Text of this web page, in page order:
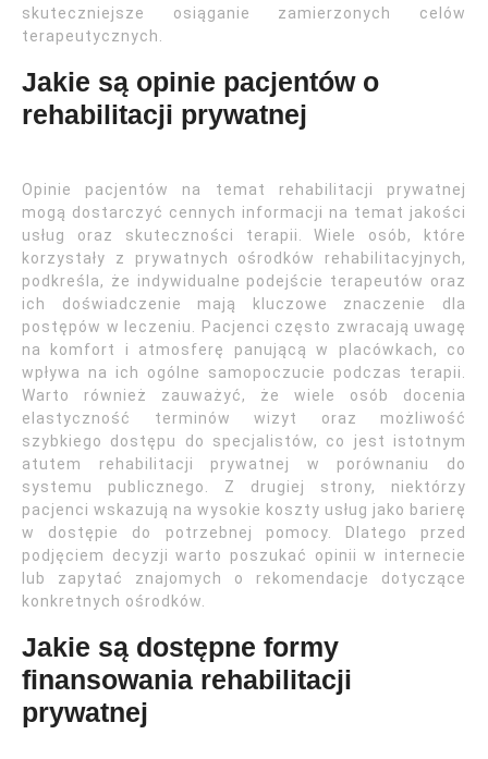
skuteczniejsze osiąganie zamierzonych celów
terapeutycznych.
Jakie są opinie pacjentów o
rehabilitacji prywatnej
Opinie pacjentów na temat rehabilitacji prywatnej
mogą dostarczyć cennych informacji na temat jakości
usług oraz skuteczności terapii. Wiele osób, które
korzystały z prywatnych ośrodków rehabilitacyjnych,
podkreśla, że indywidualne podejście terapeutów oraz
ich doświadczenie mają kluczowe znaczenie dla
postępów w leczeniu. Pacjenci często zwracają uwagę
na komfort i atmosferę panującą w placówkach, co
wpływa na ich ogólne samopoczucie podczas terapii.
Warto również zauważyć, że wiele osób docenia
elastyczność terminów wizyt oraz możliwość
szybkiego dostępu do specjalistów, co jest istotnym
atutem rehabilitacji prywatnej w porównaniu do
systemu publicznego. Z drugiej strony, niektórzy
pacjenci wskazują na wysokie koszty usług jako barierę
w dostępie do potrzebnej pomocy. Dlatego przed
podjęciem decyzji warto poszukać opinii w internecie
lub zapytać znajomych o rekomendacje dotyczące
konkretnych ośrodków.
Jakie są dostępne formy
finansowania rehabilitacji
prywatnej